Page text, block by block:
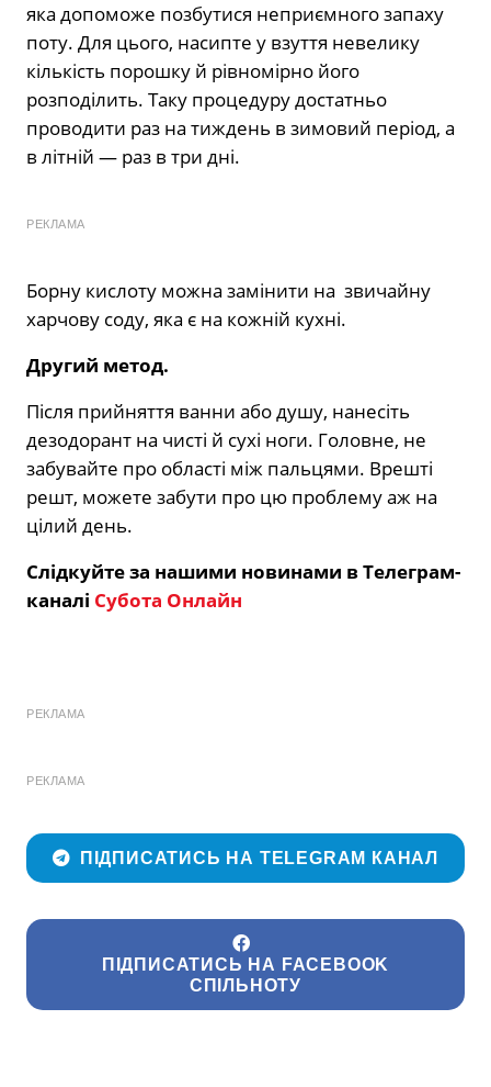
яка допоможе позбутися неприємного запаху
поту. Для цього, насипте у взуття невелику
кількість порошку й рівномірно його
розподілить. Таку процедуру достатньо
проводити раз на тиждень в зимовий період, а
в літній — раз в три дні.
РЕКЛАМА
Борну кислоту можна замінити на звичайну
харчову соду, яка є на кожній кухні.
Другий метод.
Після прийняття ванни або душу, нанесіть
дезодорант на чисті й сухі ноги. Головне, не
забувайте про області між пальцями. Врешті
решт, можете забути про цю проблему аж на
цілий день.
Слідкуйте за нашими новинами в Телеграм-
каналі Субота Онлайн
РЕКЛАМА
РЕКЛАМА
ПІДПИСАТИСЬ НА TELEGRAM КАНАЛ
ПІДПИСАТИСЬ НА FACEBOOK
СПІЛЬНОТУ